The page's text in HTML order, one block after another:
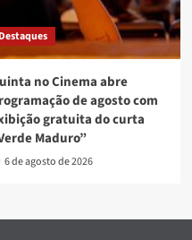
Destaques
no Cinema abre
de agosto com
gratuita do curta
Maduro”
6 de agosto de 2026